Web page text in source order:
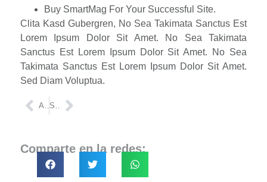
Buy SmartMag For Your Successful Site.
Clita Kasd Gubergren, No Sea Takimata Sanctus Est
Lorem Ipsum Dolor Sit Amet. No Sea Takimata
Sanctus Est Lorem Ipsum Dolor Sit Amet. No Sea
Takimata Sanctus Est Lorem Ipsum Dolor Sit Amet.
Sed Diam Voluptua.
ANTERIOR
Comparte en la redes: